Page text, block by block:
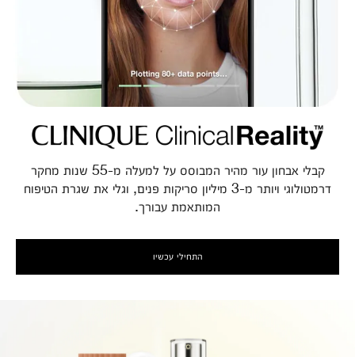
קבלי אבחון עור מהיר המבוסס על למעלה מ-55 שנות מחקר
דרמטולוגי ויותר מ-3 מיליון סריקות פנים, וגלי את שגרת הטיפוח
המותאמת עבורך.
התחילי עכשיו